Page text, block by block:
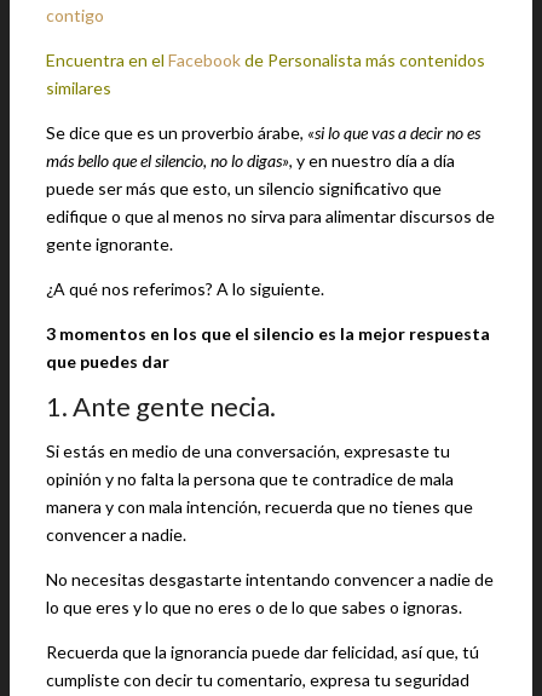
contigo
Encuentra en el Facebookde Personalista más contenidos
similares
Se dice que es un proverbio árabe, «si lo que vas a decir no es
más bello que el silencio, no lo digas», y en nuestro día a día
puede ser más que esto, un silencio significativo que
edifique o que al menos no sirva para alimentar discursos de
gente ignorante.
¿A qué nos referimos? A lo siguiente.
3 momentos en los que el silencio es la mejor respuesta
que puedes dar
1. Ante gente necia.
Si estás en medio de una conversación, expresaste tu
opinión y no falta la persona que te contradice de mala
manera y con mala intención, recuerda que no tienes que
convencer a nadie.
No necesitas desgastarte intentando convencer a nadie de
lo que eres y lo que no eres o de lo que sabes o ignoras.
Recuerda que la ignorancia puede dar felicidad, así que, tú
cumpliste con decir tu comentario, expresa tu seguridad